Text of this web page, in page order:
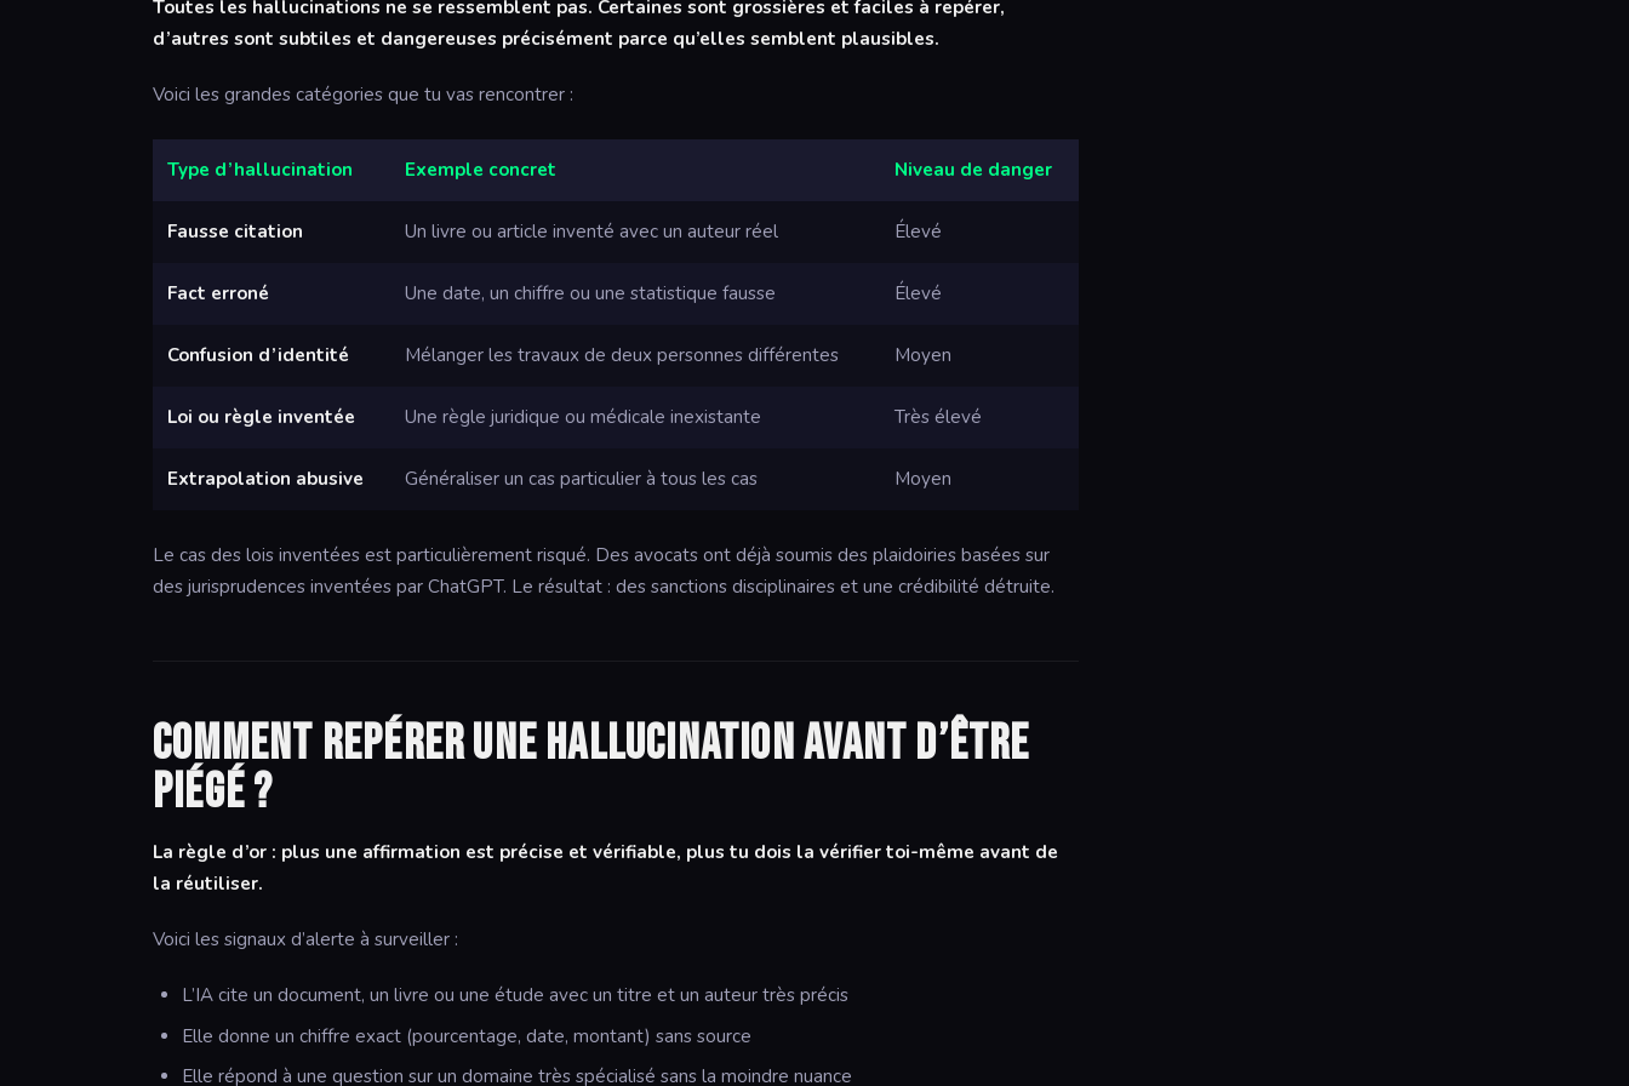
Toutes les hallucinations ne se ressemblent pas. Certaines sont grossières et faciles à repérer,
d’autres sont subtiles et dangereuses précisément parce qu’elles semblent plausibles.
Voici les grandes catégories que tu vas rencontrer :
Type d’hallucination Exemple concret Niveau de danger
Fausse citation Un livre ou article inventé avec un auteur réel Élevé
Fact erroné Une date, un chiffre ou une statistique fausse Élevé
Confusion d’identité Mélanger les travaux de deux personnes différentes Moyen
Loi ou règle inventée Une règle juridique ou médicale inexistante Très élevé
Extrapolation abusive Généraliser un cas particulier à tous les cas Moyen
Le cas des lois inventées est particulièrement risqué. Des avocats ont déjà soumis des plaidoiries basées sur
des jurisprudences inventées par ChatGPT. Le résultat : des sanctions disciplinaires et une crédibilité détruite.
Comment repérer une hallucination avant d’être
piégé ?
La règle d’or : plus une affirmation est précise et vérifiable, plus tu dois la vérifier toi-même avant de
la réutiliser.
Voici les signaux d’alerte à surveiller :
L’IA cite un document, un livre ou une étude avec un titre et un auteur très précis
Elle donne un chiffre exact (pourcentage, date, montant) sans source
Elle répond à une question sur un domaine très spécialisé sans la moindre nuance